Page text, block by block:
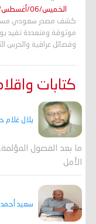
الخميس/06/أغسطس/2026 - 11:30 م
كشف مصدر سعودي مسؤول
موثوقة ومتعددة تفيد
وفصائل عراقية والحرس
كتابات
بلال غلام
ما بعد الفصول
الأمل
سعيد